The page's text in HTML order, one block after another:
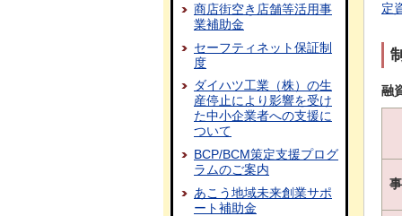
商店街空き店舗等活用事
業補助金
セーフティネット保証制
度
ダイハツ工業（株）の生
産停止により影響を受け
た中小企業者への支援に
ついて
BCP/BCM策定支援プログ
ラムのご案内
あこう地域未来創業サポ
ート補助金
定
融